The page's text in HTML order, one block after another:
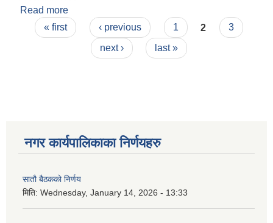
Read more
(parqueting in floors) in ECD class for different
schools in sundarbazar municipality 2nd notice
Pages
« first ‹ previous 1 2
3
next ›
last »
नगर कार्यपालिकाका निर्णयहरु
सातौ बैठकको निर्णय
मिति: Wednesday, January 14, 2026 - 13:33